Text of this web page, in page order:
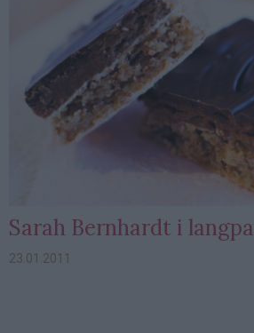
Sarah Bernhardt i
23.01.2011